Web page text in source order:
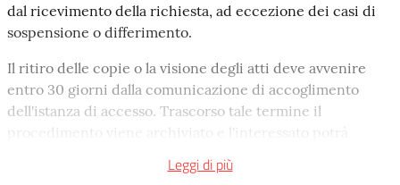
parte;
• i documenti relativi a procedimenti tributari di terzi;
• la documentazione inerente l’attività dell’Unione, o dei
Comuni che ne fanno parte, diretta all'emanazione di atti
normativi generali, di pianificazione e di
dal ricevimento della richiesta, ad eccezione dei casi di
sospensione o differimento.
Il ritiro delle copie o la visione degli atti deve avvenire
entro 30 giorni dalla comunicazione di accoglimento
dell'istanza di accesso. Trascorso tale termine il
procedimento viene archiviato e l'interessato potrà
Leggi di più